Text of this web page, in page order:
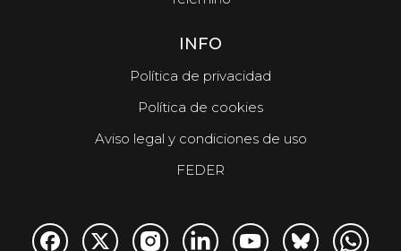
INFO
Política de privacidad
Política de cookies
Aviso legal y condiciones de uso
FEDER